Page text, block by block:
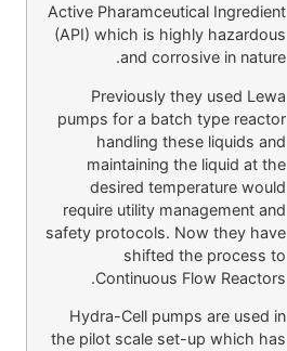
Active Pharamceutical Ingredient
(API) which is highly hazardous
and corrosive in nature.
Previously they used Lewa
pumps for a batch type reactor
handling these liquids and
maintaining the liquid at the
desired temperature would
require utility management and
safety protocols. Now they have
shifted the process to
Continuous Flow Reactors.
Hydra-Cell pumps are used in
the pilot scale set-up which has